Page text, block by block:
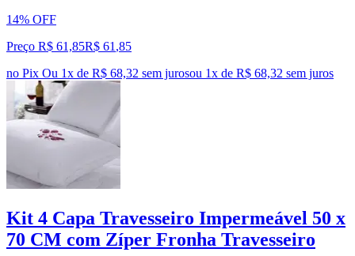
14% OFF
Preço R$ 61,85R$ 61 ,85
no Pix Ou 1x de R$ 68,32 sem jurosou 1x de R$ 68,32 sem juros
Kit 4 Capa Travesseiro Impermeável 50 x
70 CM com Zíper Fronha Travesseiro